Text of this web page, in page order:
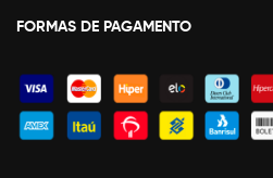
FORMAS DE PAGAMENTO